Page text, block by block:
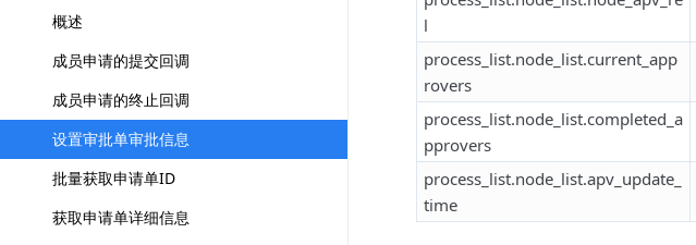
概述
成员申请的提交回调
成员申请的终止回调
设置审批单审批信息
批量获取申请单ID
获取申请单详细信息
l
process_list.node_list.current_app
rovers
process_list.node_list.completed_a
pprovers
process_list.node_list.apv_update_
time